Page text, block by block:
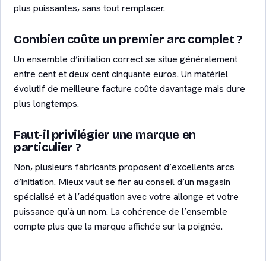
plus puissantes, sans tout remplacer.
Combien coûte un premier arc complet ?
Un ensemble d’initiation correct se situe généralement
entre cent et deux cent cinquante euros. Un matériel
évolutif de meilleure facture coûte davantage mais dure
plus longtemps.
Faut-il privilégier une marque en
particulier ?
Non, plusieurs fabricants proposent d’excellents arcs
d’initiation. Mieux vaut se fier au conseil d’un magasin
spécialisé et à l’adéquation avec votre allonge et votre
puissance qu’à un nom. La cohérence de l’ensemble
compte plus que la marque affichée sur la poignée.